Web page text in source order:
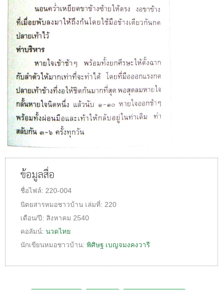
ข้อมูลสื่อ
ชื่อไฟล์: 220-004
นิตยสารหมอชาวบ้าน เล่มที่: 220
เดือน/ปี: สิงหาคม 2540
คอลัมน์: นวดไทย
นักเขียนหมอชาวบ้าน: พิศิษฐ เบญจมงคงวารี